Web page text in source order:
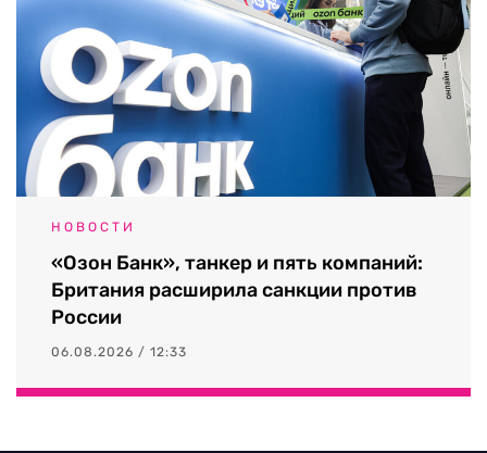
НОВОСТИ
«Озон Банк», танкер и пять компаний:
Британия расширила санкции против
России
06.08.2026 / 12:33